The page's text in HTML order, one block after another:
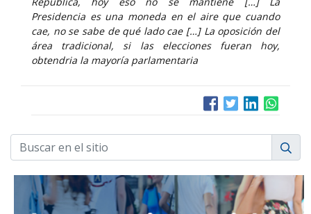
Presidencia es una moneda en el aire que cuando
cae, no se sabe de qué lado cae […] La oposición del
área tradicional, si las elecciones fueran hoy,
obtendria la mayoría parlamentaria